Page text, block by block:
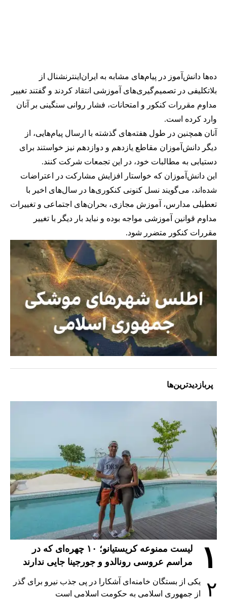
ده‌ها دانش‌آموز در پیام‌های مشابه به ایران‌اینترنشنال از
بلاتکلیفی در تصمیم‌گیری‌های آموزشی انتقاد کردند و گفتند تغییر
مداوم مقررات کنکور و امتحانات، فشار روانی سنگینی بر آنان
وارد کرده است.
آنان همچنین در طول هفته‌های گذشته با ارسال پیام‌هایی، از
دیگر دانش‌آموزان مقاطع یازدهم و دوازدهم نیز خواستند برای
دستیابی به مطالبات خود، در این تجمعات شرکت کنند.
این دانش‌آموزان که خواستار افزایش مشارکت در اعتراضات
شده‌اند، می‌گویند نسل کنونی کنکوری‌ها در سال‌های اخیر با
تعطیلی مدارس، آموزش مجازی، بحران‌های اجتماعی و تغییرات
مداوم قوانین آموزشی مواجه بوده و نباید بار دیگر با تغییر
مقررات کنکور متضرر شود.
پربازدیدترین‌ها
۱
لیست ممنوعه کریستیانو؛ ۱۰ چهره‌ای که در
مراسم عروسی رونالدو و جورجینا جایی ندارند
۲
یکی از بستگان خامنه‌ای آشکارا در پی جذب نیرو برای گذر
از جمهوری اسلامی به حکومت اسلامی است